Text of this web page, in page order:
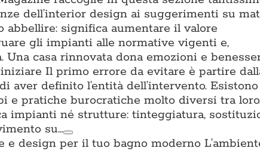
dell’interior design ai suggerimenti su
significa aumentare il valore
gli impianti alle normative vigenti e,
casa rinnovata dona emozioni e
Il primo errore da evitare è partire
aver definito l’entità dell’intervento.
e pratiche burocratiche molto diversi tra
impianti né strutture: tinteggiatura,
su…
e design per il tuo bagno moderno